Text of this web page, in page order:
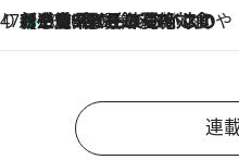
47都道府県の手みやげ ひんやりスイーツで夏を満喫
2026.8.6
【三重県】この夏絶対食べたい 冷やしておいしいおやつ3選 お餅×アイスの新感覚スイーツ
連